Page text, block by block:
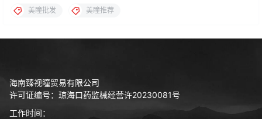
美瞳批发 美瞳推荐
海南臻视瞳贸易有限公司
许可证编号：琼海口药监械经营许20230081号
工作时间：